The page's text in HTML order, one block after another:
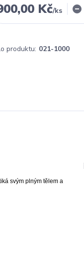
Kč/ks
produktu: 021-1000
svým plným tělem a